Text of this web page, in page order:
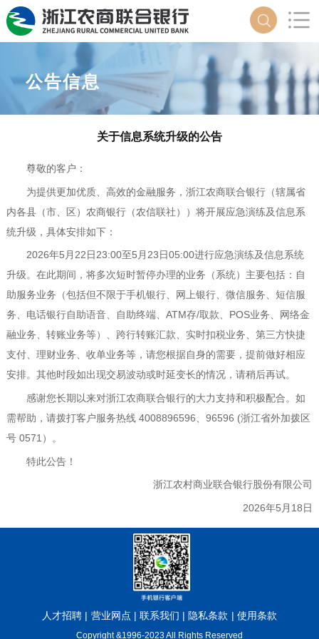
公告信息
关于信息系统升级的公告
尊敬的客户：
为提供更加优质、高效的金融服务，浙江农商联合银行（辖属省
内各县（市、区）农商银行（农信联社））将开展应急演练及信息系
统升级，具体安排如下：
2026年5月22日23:00至5月23日05:00进行应急演练及信息系统
升级。在此期间，将多次短时暂停办理的业务（系统）主要包括：自
助服务业务（包括但不限于手机银行、网上银行、微信服务、短信服
务、电话银行自助语音、自助终端、ATM存/取款、POS业务、网络金
融业务、转账业务等）、跨行转账汇款、实时扣税业务、第三方快捷
支付、理财业务、收单业务等，请您根据自身的需要，提前做好相应
安排。其他时段如出现交易波动或时延变长的情况，请稍后再试。
感谢您长期以来对浙江农商联合银行的大力支持和积极配合。如
需帮助，请拨打客户服务热线 4008896596、96596 (浙江省外加拨区
号 0571）。
特此公告！
浙江农村商业联合银行股份有限公司
2026年5 月18日
人才招聘 | 营业网点 | 联系我们 | 隐私条款 | 使用条款
Copyright &1996-2023 All Rights Reserved